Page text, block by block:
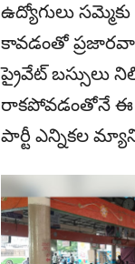
ఉద్యోగులు
కావడంతో
ప్రైవేట్ బస్సులు
రాకపోవడంతోనే ఈ
పార్టీ ఎన్నికల